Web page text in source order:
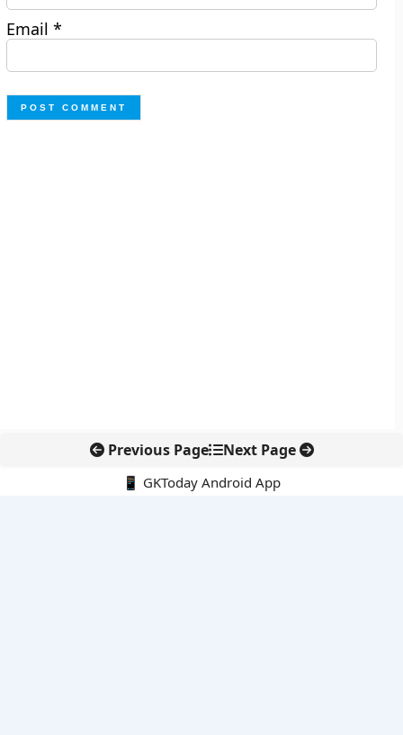
Email*
Previous Page Next Page
📱 GKToday Android App